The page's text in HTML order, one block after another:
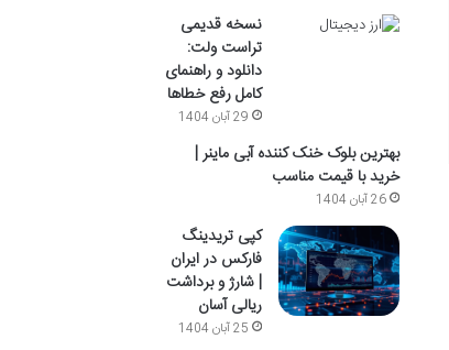
نسخه قدیمی
تراست ولت:
دانلود و راهنمای
کامل رفع خطاها
29 آبان 1404
بهترین بلوک خنک کننده آبی ماینر |
خرید با قیمت مناسب
26 آبان 1404
کپی تریدینگ
فارکس در ایران
| شارژ و برداشت
ریالی آسان
25 آبان 1404